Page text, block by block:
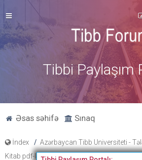
Tibbi Paylaşım
Əsas səhifə Sınaq
İndex
Azərbaycan Tibb Universiteti -
Kitab pdf-ləri, tibbi fənlər üzrə slayd və